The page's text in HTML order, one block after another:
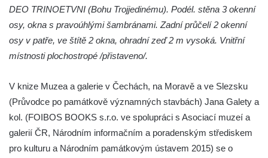
DEO TRINOETVNI (Bohu Trojjedinému). Podél. stěna 3 okenní
osy, okna s pravoúhlými šambránami. Zadní průčelí 2 okenní
osy v patře, ve štítě 2 okna, ohradní zeď 2 m vysoká. Vnitřní
místnosti plochostropé /přistaveno/.
V knize Muzea a galerie v Čechách, na Moravě a ve Slezsku
(Průvodce po památkově významných stavbách) Jana Galety a
kol. (FOIBOS BOOKS s.r.o. ve spolupráci s Asociací muzeí a
galerií ČR, Národním informačním a poradenským střediskem
pro kulturu a Národním památkovým ústavem 2015) se o